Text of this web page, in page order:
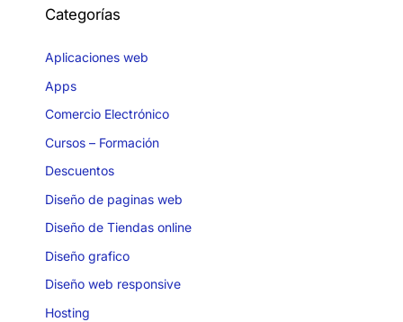
Categorías
Aplicaciones web
Apps
Comercio Electrónico
Cursos – Formación
Descuentos
Diseño de paginas web
Diseño de Tiendas online
Diseño grafico
Diseño web responsive
Hosting